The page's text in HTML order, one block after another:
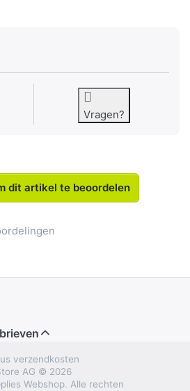
Vragen?
dit artikel te beoordelen
verzendkosten
AG © 2026
Webshop. Alle rechten